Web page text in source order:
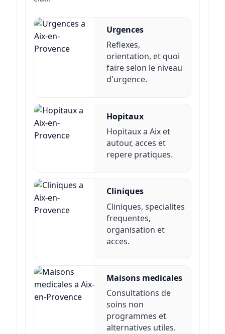
Urgences
Reflexes,
orientation, et quoi
faire selon le niveau
d'urgence.
Hopitaux
Hopitaux a Aix et
autour, acces et
repere pratiques.
Cliniques
Cliniques, specialites
frequentes,
organisation et
acces.
Maisons medicales
Consultations de
soins non
programmes et
alternatives utiles.